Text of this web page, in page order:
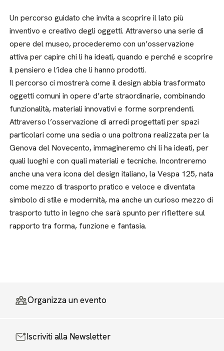
Un percorso guidato che invita a scoprire il lato più
inventivo e creativo degli oggetti. Attraverso una serie di
opere del museo, procederemo con un’osservazione
attiva per capire chi li ha ideati, quando e perché e scoprire
il pensiero e l’idea che li hanno prodotti.
Il percorso ci mostrerà come il design abbia trasformato
oggetti comuni in opere d’arte straordinarie, combinando
funzionalità, materiali innovativi e forme sorprendenti.
Attraverso l’osservazione di arredi progettati per spazi
particolari come una sedia o una poltrona realizzata per la
Genova del Novecento, immagineremo chi li ha ideati, per
quali luoghi e con quali materiali e tecniche. Incontreremo
anche una vera icona del design italiano, la Vespa 125, nata
come mezzo di trasporto pratico e veloce e diventata
simbolo di stile e modernità, ma anche un curioso mezzo di
trasporto tutto in legno che sarà spunto per riflettere sul
rapporto tra forma, funzione e fantasia.
Organizza un evento
Iscriviti alla Newsletter